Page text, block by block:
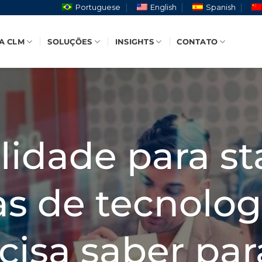
Portuguese English Spanish
CLM SOLUÇÕES INSIGHTS CONTATO
para
de
saber